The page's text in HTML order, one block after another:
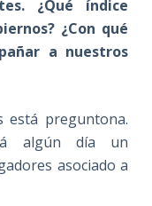
¿Qué índice
¿Con qué
a nuestros
está preguntona.
algún día un
asociado a